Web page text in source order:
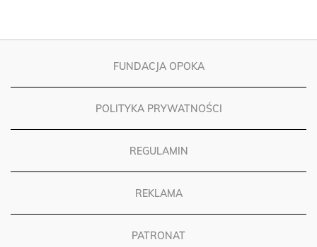
FUNDACJA OPOKA
POLITYKA PRYWATNOŚCI
REGULAMIN
REKLAMA
PATRONAT